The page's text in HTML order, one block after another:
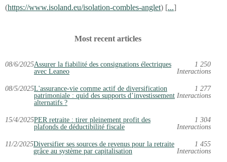
(https://www.isoland.eu/isolation-combles-anglet) [...]
Most recent articles
08/6/2025Assurer la fiabilité des consignations électriques
avec Leaneo
1 250
Interactions
08/5/2025L'assurance-vie comme actif de diversification
patrimoniale : quid des supports d’investissement
alternatifs ?
1 277
Interactions
15/4/2025PER retraite : tirer pleinement profit des
plafonds de déductibilité fiscale
1 304
Interactions
11/2/2025Diversifier ses sources de revenus pour la retraite
grâce au système par capitalisation
1 455
Interactions